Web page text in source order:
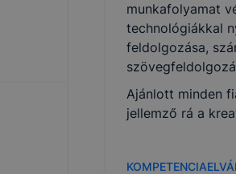
munkafolyamat
technológiákkal
feldolgozása,
Ajánlott minden
jellemző rá a